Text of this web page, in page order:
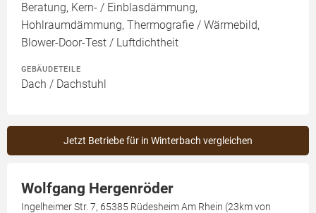
Beratung, Kern- / Einblasdämmung,
Hohlraumdämmung, Thermografie / Wärmebild,
Blower-Door-Test / Luftdichtheit
GEBÄUDETEILE
Dach / Dachstuhl
Jetzt Betriebe für in Winterbach vergleichen
Wolfgang Hergenröder
Ingelheimer Str. 7, 65385 Rüdesheim Am Rhein (23km von